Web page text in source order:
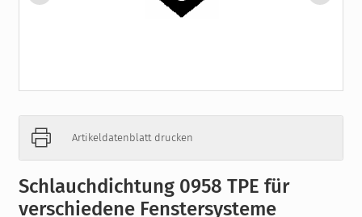
Artikeldatenblatt drucken
Schlauchdichtung 0958 TPE für
verschiedene Fenstersysteme